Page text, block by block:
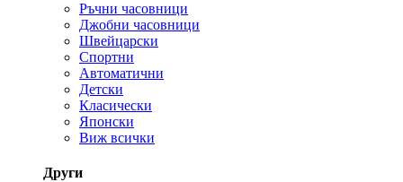
Ръчни часовници
Джобни часовници
Швейцарски
Спортни
Автоматични
Детски
Класически
Японски
Виж всички
Други